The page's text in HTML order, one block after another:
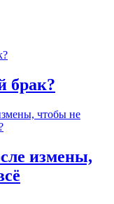
брак?
измены,